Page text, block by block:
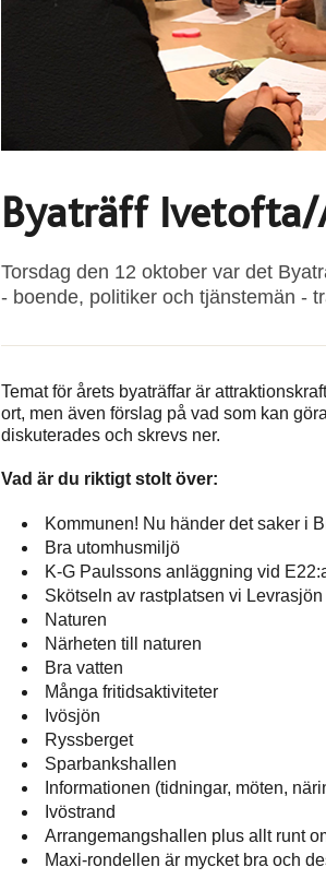
Byaträff
Torsdag den 12 oktober var det
- boende, politiker och tjänstemän -
Temat för årets byaträffar är
ort, men även förslag på vad som kan
diskuterades och skrevs ner.
Vad är du riktigt stolt över:
Kommunen! Nu händer det saker i
Bra utomhusmiljö
K-G Paulssons anläggning vid
Skötseln av rastplatsen vi
Naturen
Närheten till naturen
Bra vatten
Många fritidsaktiviteter
Ivösjön
Ryssberget
Sparbankshallen
Informationen (tidningar, möten,
Ivöstrand
Arrangemangshallen plus allt runt
Maxi-rondellen är mycket bra och